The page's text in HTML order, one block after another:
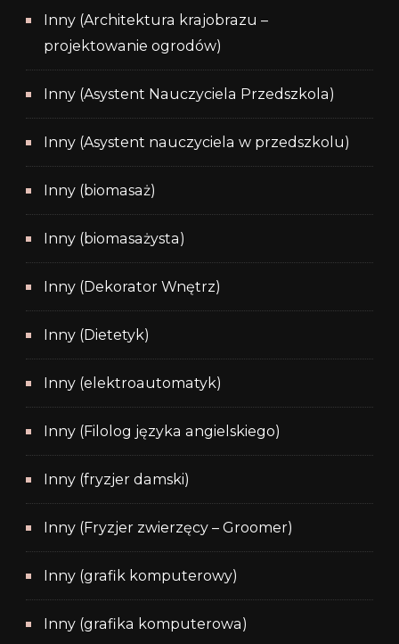
Inny (Architektura krajobrazu –
projektowanie ogrodów)
Inny (Asystent Nauczyciela Przedszkola)
Inny (Asystent nauczyciela w przedszkolu)
Inny (biomasaż)
Inny (biomasażysta)
Inny (Dekorator Wnętrz)
Inny (Dietetyk)
Inny (elektroautomatyk)
Inny (Filolog języka angielskiego)
Inny (fryzjer damski)
Inny (Fryzjer zwierzęcy – Groomer)
Inny (grafik komputerowy)
Inny (grafika komputerowa)